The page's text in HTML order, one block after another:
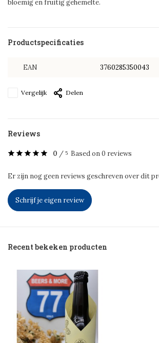
bloemig en fruitig gehemelte.
Productspecificaties
EAN 3760285350043
Vergelijk Delen
Reviews
0 / 5 Based on 0 reviews
Er zijn nog geen reviews geschreven over dit
Schrijf je eigen review
Recent bekeken producten